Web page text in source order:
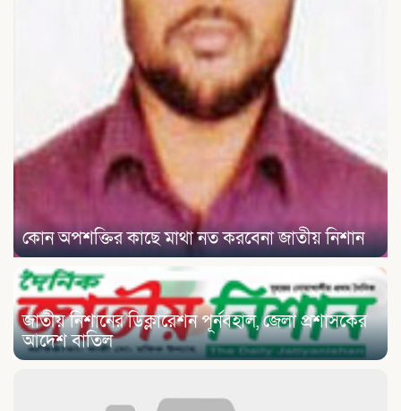
কোন অপশক্তির কাছে মাথা নত করবেনা জাতীয় নিশান
জাতীয় নিশানের ডিক্লারেশন পূর্নবহাল, জেলা প্রশাসকের
আদেশ বাতিল